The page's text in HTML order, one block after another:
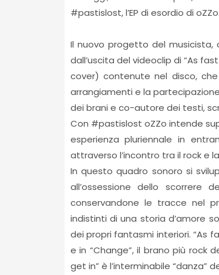
#pastislost, l’EP di esordio di oZZo.
Il nuovo progetto del
dall’uscita del videoclip di “As
cover) contenute nel disco,
arrangiamenti e la
dei brani e co-autore dei testi,
Con #pastislost oZZo intende
esperienza pluriennale in
attraverso l’incontro tra il rock e
In questo quadro sonoro si
all’ossessione dello
conservandone le tracce nel
indistinti di una storia d’amore
dei propri fantasmi interiori. “As
e in “Change”, il brano più rock
get in” è l’interminabile “danza”